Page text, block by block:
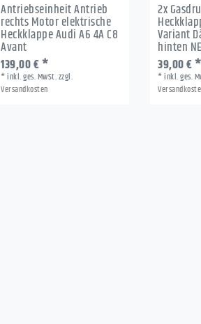
Antriebseinheit Antrieb
rechts Motor elektrische
Heckklappe Audi A6 4A C8
Avant
139,00 € *
*inkl. ges. MwSt.zzgl.
Versandkosten
2x
Variant
hinten
39,00 € *
*inkl. ges.